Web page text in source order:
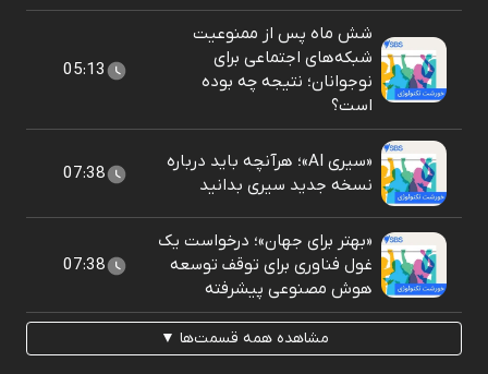
شش ماه پس از ممنوعیت
شبکه‌های اجتماعی برای
نوجوانان؛ نتیجه چه بوده
است؟
05:13
«سیری AI»؛ هرآنچه باید درباره
نسخه جدید سیری بدانید
07:38
«بهتر برای جهان»؛ درخواست یک
غول فناوری برای توقف توسعه
هوش مصنوعی پیشرفته
07:38
مشاهده همه قسمت‌ها ▼